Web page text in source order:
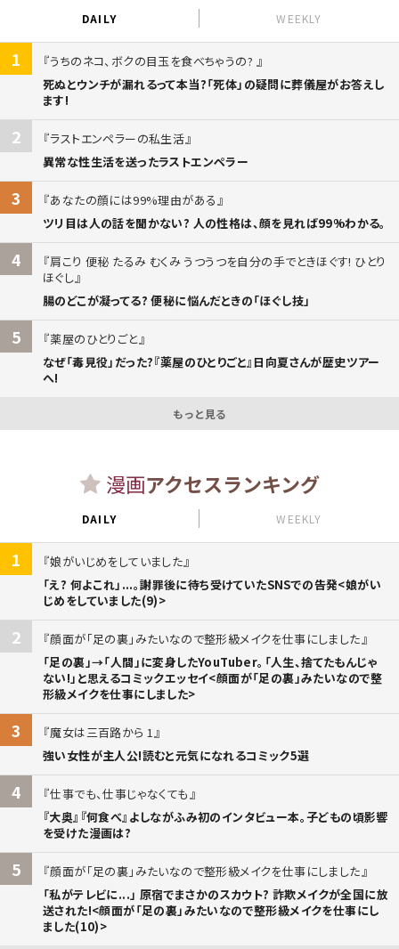
DAILY WEEKLY
1
うちのネコ、ボクの目玉を食べちゃうの?
死ぬとウンチが漏れるって本当?「死体」の疑問に葬儀屋がお答えし
ます!
2
ラストエンペラーの私生活
異常な性生活を送ったラストエンペラー
3
あなたの顔には99%理由がある
ツリ目は人の話を聞かない? 人の性格は、顔を見れば99%わかる。
4
肩こり 便秘 たるみ むくみ うつうつを自分の手でときほぐす! ひとり
ほぐし
腸のどこが凝ってる? 便秘に悩んだときの「ほぐし技」
5
薬屋のひとりごと
なぜ「毒見役」だった?『薬屋のひとりごと』日向夏さんが歴史ツアー
へ!
もっと見る
漫画アクセスランキング
DAILY WEEKLY
1
娘がいじめをしていました
「え? 何よこれ」...。謝罪後に待ち受けていたSNSでの告発<娘がい
じめをしていました(9)>
2
顔面が「足の裏」みたいなので整形級メイクを仕事にしました
「足の裏」→「人間」に変身したYouTuber。「人生、捨てたもんじゃ
ない!」と思えるコミックエッセイ<顔面が「足の裏」みたいなので整
形級メイクを仕事にしました>
3
魔女は三百路から 1
強い女性が主人公!読むと元気になれるコミック5選
4
仕事でも、仕事じゃなくても
『大奥』『何食べ』よしながふみ初のインタビュー本。子どもの頃影響
を受けた漫画は?
5
顔面が「足の裏」みたいなので整形級メイクを仕事にしました
「私がテレビに...」 原宿でまさかのスカウト? 詐欺メイクが全国に放
送された!<顔面が「足の裏」みたいなので整形級メイクを仕事にし
ました(10)>